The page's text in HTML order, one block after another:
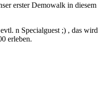
erster Demowalk in diesem
n Specialguest ;) , das wird
erleben.